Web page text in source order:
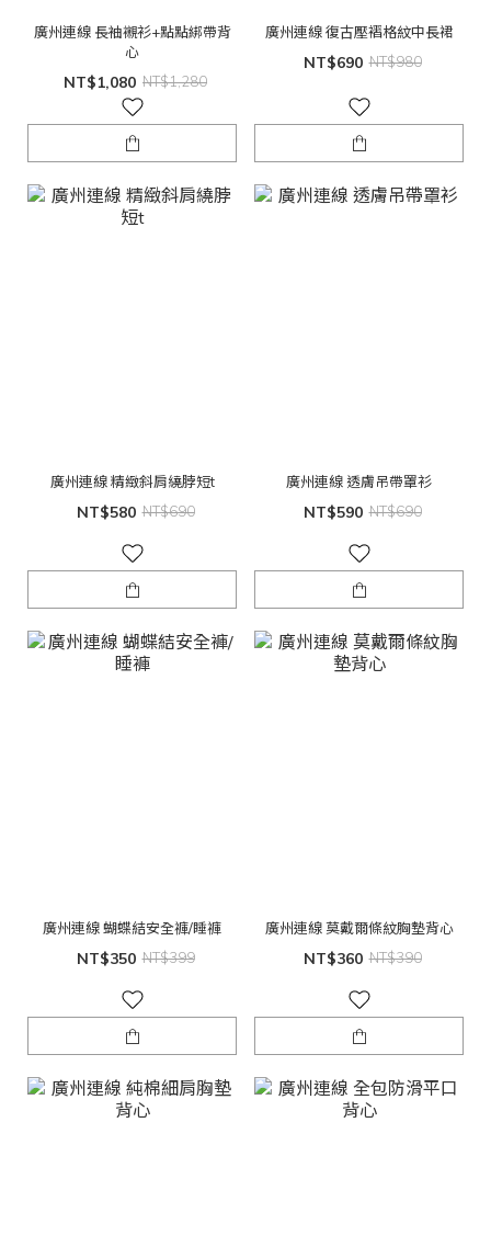
廣州連線 長袖襯衫+點點綁帶背
心
NT$1,080 NT$1,280
廣州連線 復古壓褶格紋中長裙
NT$690 NT$980
廣州連線 精緻斜肩繞脖短t
NT$580 NT$690
廣州連線 透膚吊帶罩衫
NT$590 NT$690
廣州連線 蝴蝶結安全褲/睡褲
NT$350 NT$399
廣州連線 莫戴爾條紋胸墊背心
NT$360 NT$390